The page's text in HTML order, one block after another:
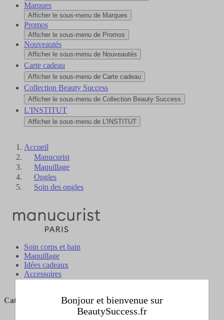
Marques
Afficher le sous-menu de Marques
Promos
Afficher le sous-menu de Promos
Nouveautés
Afficher le sous-menu de Nouveautés
Carte cadeau
Afficher le sous-menu de Carte cadeau
Collection Beauty Success
Afficher le sous-menu de Collection Beauty Success
L'INSTITUT
Afficher le sous-menu de L'INSTITUT
Accueil
Manucurist
Maquillage
Ongles
Soin des ongles
Soin corps et bain
Maquillage
Idées cadeaux
Accessoires
Catégories Catégories
Bonjour et bienvenue sur
BeautySuccess.fr